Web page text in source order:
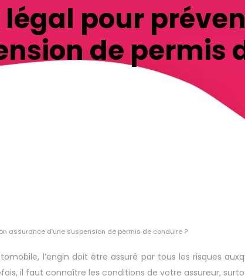
pour
de permis
assurance d’une suspension de permis de conduire ?
l’engin doit être assuré par tous les risques
il faut connaître les conditions de votre assureur,